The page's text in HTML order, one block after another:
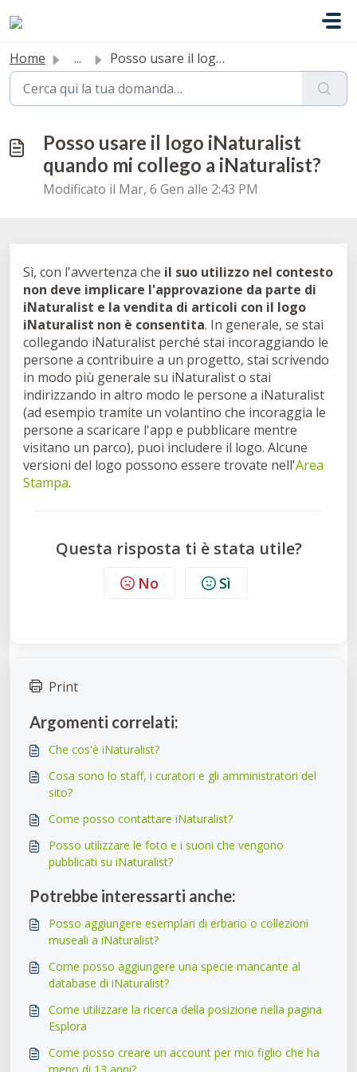
Home ... Posso usare il logo iNaturalist quando mi collego a iNatu...
Posso usare il logo iNaturalist
quando mi collego a iNaturalist?
Modificato il Mar, 6 Gen alle 2:43 PM
Sì, con l'avvertenza che il suo utilizzo nel contesto
non deve implicare l'approvazione da parte di
iNaturalist e la vendita di articoli con il logo
iNaturalist non è consentita. In generale, se stai
collegando iNaturalist perché stai incoraggiando le
persone a contribuire a un progetto, stai scrivendo
in modo più generale su iNaturalist o stai
indirizzando in altro modo le persone a iNaturalist
(ad esempio tramite un volantino che incoraggia le
persone a scaricare l'app e pubblicare mentre
visitano un parco), puoi includere il logo. Alcune
versioni del logo possono essere trovate nell'Area
Stampa.
Questa risposta ti è stata utile?
No Sì
Print
Argomenti correlati:
Che cos'è iNaturalist?
Cosa sono lo staff, i curatori e gli amministratori del
sito?
Come posso contattare iNaturalist?
Posso utilizzare le foto e i suoni che vengono
pubblicati su iNaturalist?
Potrebbe interessarti anche:
Posso aggiungere esemplari di erbario o collezioni
museali a iNaturalist?
Come posso aggiungere una specie mancante al
database di iNaturalist?
Come utilizzare la ricerca della posizione nella pagina
Esplora
Come posso creare un account per mio figlio che ha